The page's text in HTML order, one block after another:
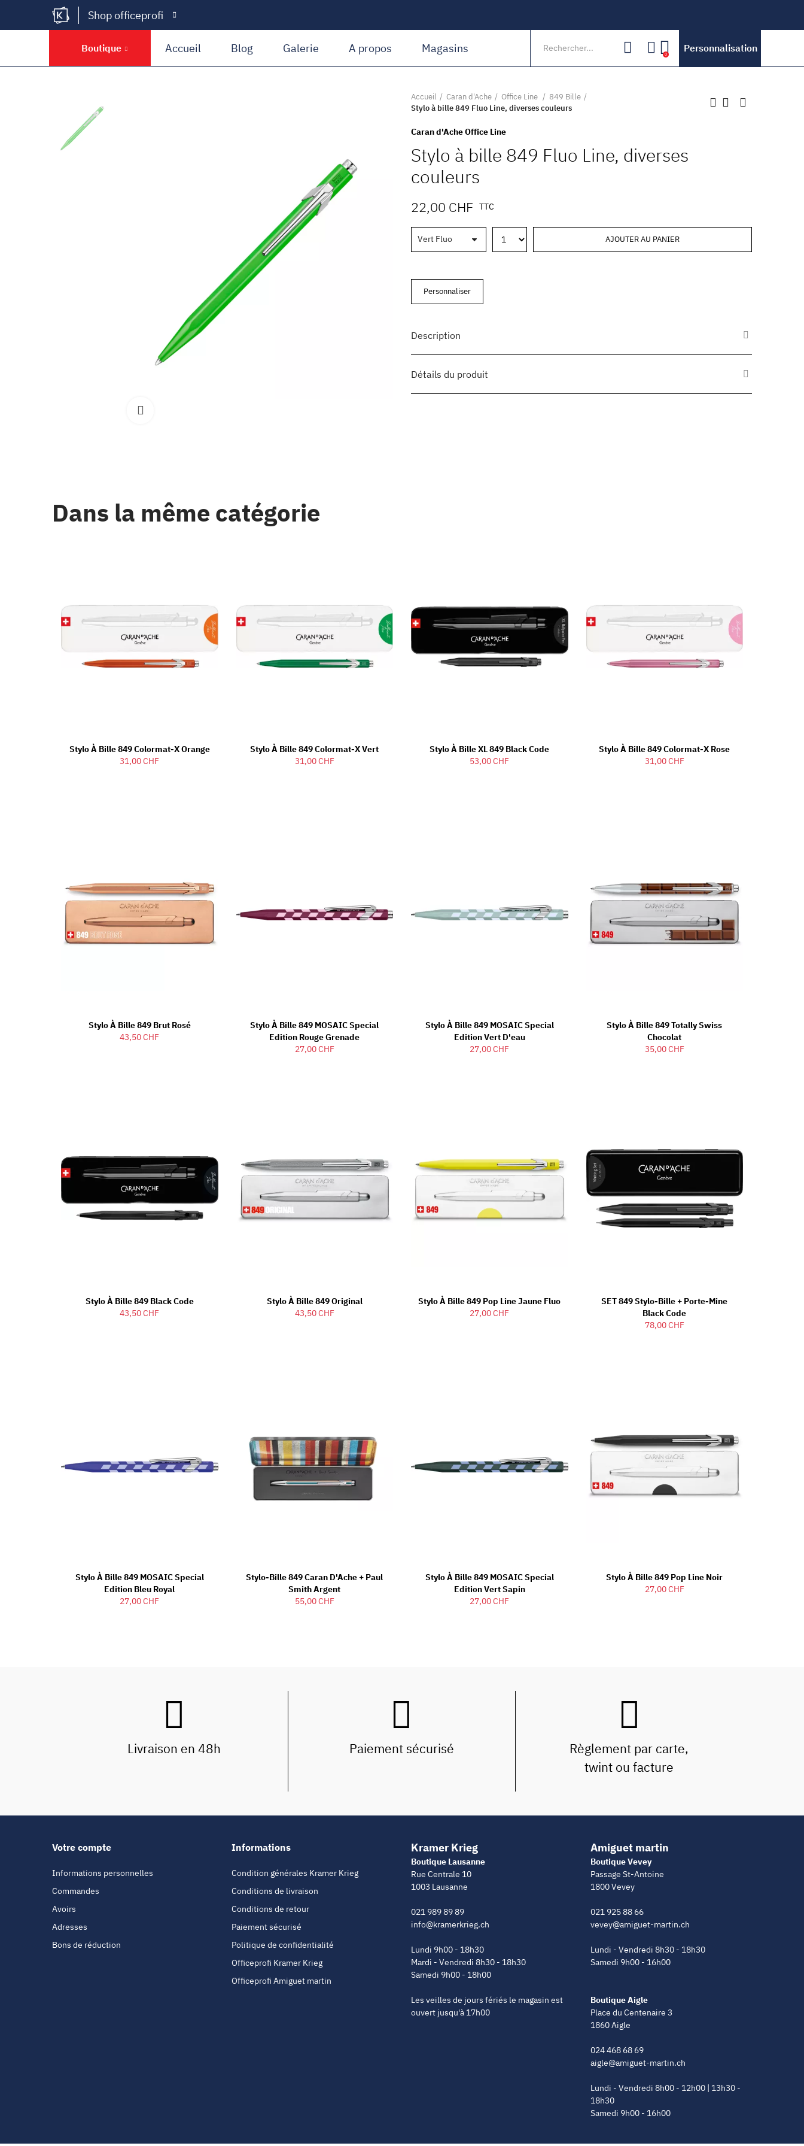
Shop officeprofi
Boutique Accueil Blog Galerie A propos Magasins 0
Personnalisation
Accueil Caran d'Ache Office Line
849 Bille
Stylo à bille 849 Fluo Line, diverses couleurs
Caran d'Ache Office Line
Stylo à bille 849 Fluo Line, diverses
couleurs
22,00 CHF TTC
AJOUTER AU PANIER
Personnaliser
Description
Détails du produit
Dans la même catégorie
Stylo À Bille 849 Colormat-X Orange
31,00 CHF
Stylo À Bille 849 Colormat-X Vert
31,00 CHF
Stylo À Bille XL 849 Black Code
53,00 CHF
Stylo À Bille 849 Colormat-X Rose
31,00 CHF
Stylo À Bille 849 Brut Rosé
43,50 CHF
Stylo À Bille 849 MOSAIC Special
Edition Rouge Grenade
27,00 CHF
Stylo À Bille 849 MOSAIC Special
Edition Vert D'eau
27,00 CHF
Stylo À Bille 849 Totally Swiss
Chocolat
35,00 CHF
Stylo À Bille 849 Black Code
43,50 CHF
Stylo À Bille 849 Original
43,50 CHF
Stylo À Bille 849 Pop Line Jaune Fluo
27,00 CHF
SET 849 Stylo-Bille + Porte-Mine
Black Code
78,00 CHF
Stylo À Bille 849 MOSAIC Special
Edition Bleu Royal
27,00 CHF
Stylo-Bille 849 Caran D'Ache + Paul
Smith Argent
55,00 CHF
Stylo À Bille 849 MOSAIC Special
Edition Vert Sapin
27,00 CHF
Stylo À Bille 849 Pop Line Noir
27,00 CHF
Livraison en 48h Paiement sécurisé
Règlement par carte,
twint ou facture
Votre compte
Informations personnelles
Commandes
Avoirs
Adresses
Bons de réduction
Informations
Condition générales Kramer Krieg
Conditions de livraison
Conditions de retour
Paiement sécurisé
Politique de confidentialité
Officeprofi Kramer Krieg
Officeprofi Amiguet martin
Kramer Krieg
Boutique Lausanne
Rue Centrale 10
1003 Lausanne
021 989 89 89
info@kramerkrieg.ch
Lundi 9h00 - 18h30
Mardi - Vendredi 8h30 - 18h30
Samedi 9h00 - 18h00
Les veilles de jours fériés le magasin est
ouvert jusqu'à 17h00
Amiguet martin
Boutique Vevey
Passage St-Antoine
1800 Vevey
021 925 88 66
vevey@amiguet-martin.ch
Lundi - Vendredi 8h30 - 18h30
Samedi 9h00 - 16h00
Boutique Aigle
Place du Centenaire 3
1860 Aigle
024 468 68 69
aigle@amiguet-martin.ch
Lundi - Vendredi 8h00 - 12h00 | 13h30 -
18h30
Samedi 9h00 - 16h00